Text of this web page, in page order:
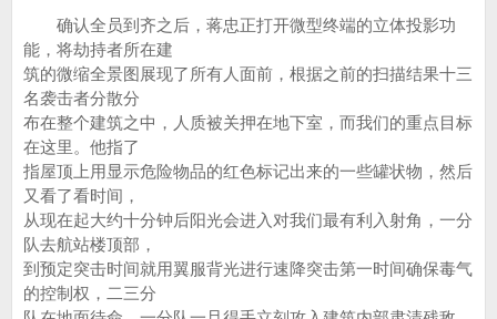
确认全员到齐之后，蒋忠正打开微型终端的立体投影功
能，将劫持者所在建
筑的微缩全景图展现了所有人面前，根据之前的扫描结果十三
名袭击者分散分
布在整个建筑之中，人质被关押在地下室，而我们的重点目标
在这里。他指了
指屋顶上用显示危险物品的红色标记出来的一些罐状物，然后
又看了看时间，
从现在起大约十分钟后阳光会进入对我们最有利入射角，一分
队去航站楼顶部，
到预定突击时间就用翼服背光进行速降突击第一时间确保毒气
的控制权，二三分